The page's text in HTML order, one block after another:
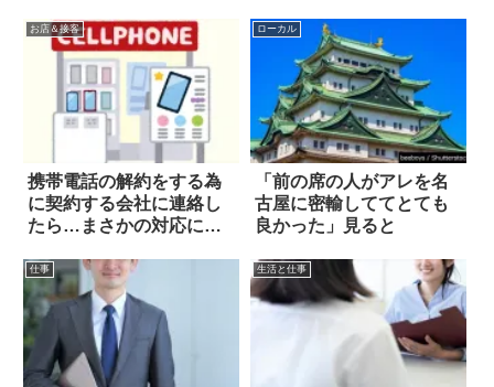
お店＆接客
携帯電話の解約をする為
に契約する会社に連絡し
たら…まさかの対応に絶
ローカル
「前の席の人がアレを名
古屋に密輸しててとても
良かった」見ると
仕事 生活と仕事